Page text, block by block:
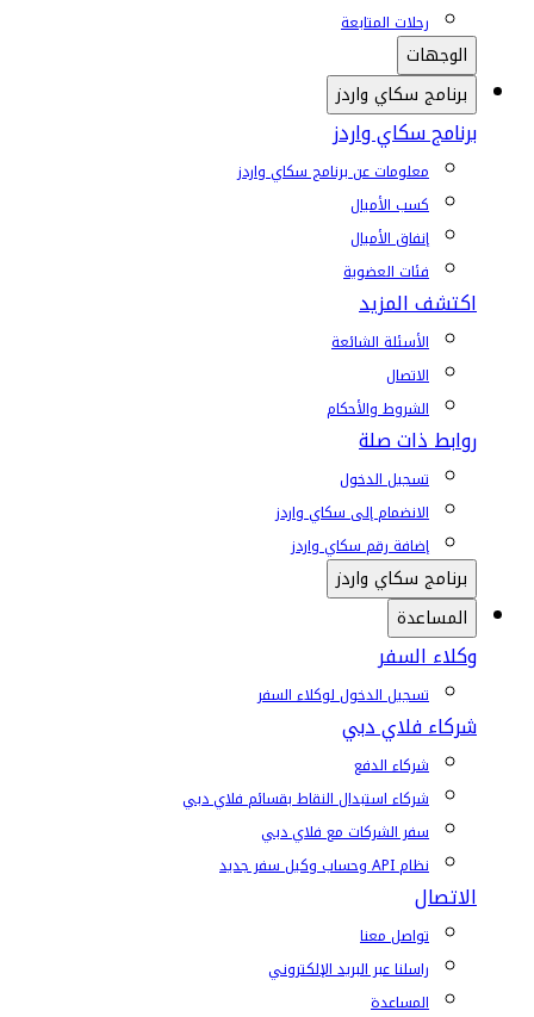
رحلات المتابعة
الوجهات
برنامج سكاي واردز
برنامج سكاي واردز
معلومات عن برنامج سكاي واردز
كسب الأميال
إنفاق الأميال
فئات العضوية
اكتشف المزيد
الأسئلة الشائعة
الاتصال
الشروط والأحكام
روابط ذات صلة
تسجيل الدخول
الانضمام إلى سكاي واردز
إضافة رقم سكاي واردز
برنامج سكاي واردز
المساعدة
وكلاء السفر
تسجيل الدخول لوكلاء السفر
شركاء فلاي دبي
شركاء الدفع
شركاء استبدال النقاط بقسائم فلاي دبي
سفر الشركات مع فلاي دبي
نظام API وحساب وكيل سفر جديد
الاتصال
تواصل معنا
راسلنا عبر البريد الإلكتروني
المساعدة